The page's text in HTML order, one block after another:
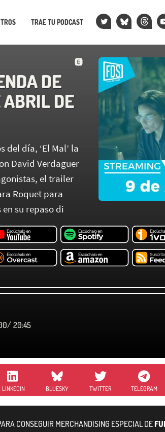
TRAE TU PODCAST
DE
DE
del día, ‘El Mal’ la
David Verdaguer
el trailer
Roquet para
su repaso di
/ 20:45
LINKEDIN BLUESKY TWITTER TELEGRAM
CONSEGUIR MERCHANDISING ESPECIAL DE